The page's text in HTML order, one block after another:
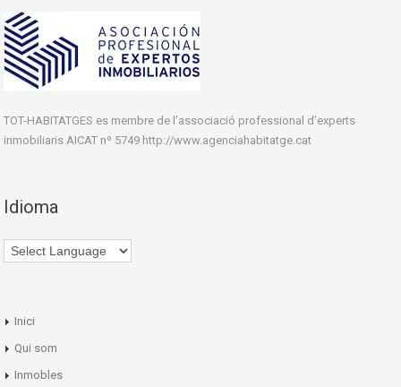
TOT-HABITATGES es membre de l’associació professional d’experts
inmobiliaris AICAT nº 5749 http://www.agenciahabitatge.cat
Idioma
Inici
Qui som
Inmobles